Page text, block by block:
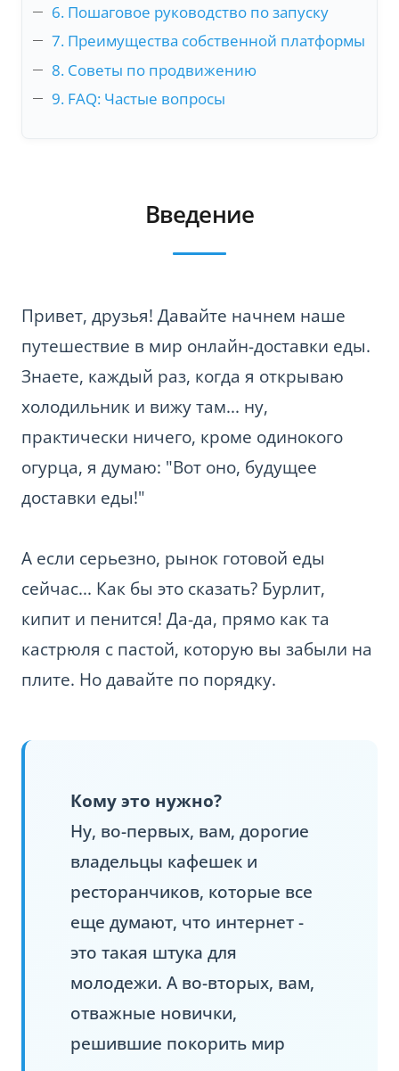
6. Пошаговое руководство по запуску
7. Преимущества собственной платформы
8. Советы по продвижению
9. FAQ: Частые вопросы
Введение
Привет, друзья! Давайте начнем наше
путешествие в мир онлайн-доставки еды.
Знаете, каждый раз, когда я открываю
холодильник и вижу там... ну,
практически ничего, кроме одинокого
огурца, я думаю: "Вот оно, будущее
доставки еды!"
А если серьезно, рынок готовой еды
сейчас... Как бы это сказать? Бурлит,
кипит и пенится! Да-да, прямо как та
кастрюля с пастой, которую вы забыли на
плите. Но давайте по порядку.
Кому это нужно?
Ну, во-первых, вам, дорогие
владельцы кафешек и
ресторанчиков, которые все
еще думают, что интернет -
это такая штука для
молодежи. А во-вторых, вам,
отважные новички,
решившие покорить мир